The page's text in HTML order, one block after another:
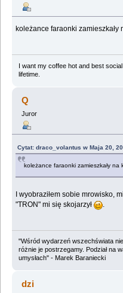
koleżance faraonki
I want my coffee hot and best
lifetime.
Q
Juror
Cytat: draco_volantus w Maja 20,
koleżance faraonki zamieszkały
I wyobraziłem sobie mrowisko,
"TRON" mi się skojarzył
.
"Wśród wydarzeń wszechświata
różnie je postrzegamy. Podział na
umysłach" - Marek Baraniecki
dzi